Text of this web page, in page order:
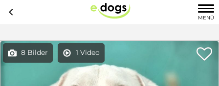
c
MENÜ
 8 Bilder  1 Video 